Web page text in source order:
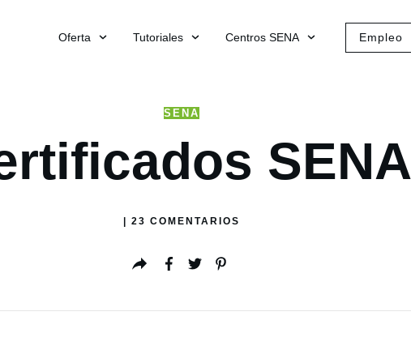
Oferta Tutoriales Centros SENA Empleo
SENA
SENA
23 COMENTARIOS